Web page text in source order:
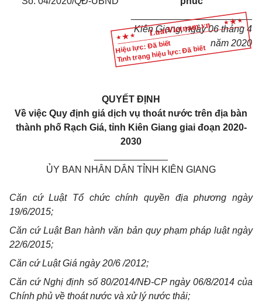
Hiệu lực: Đã biết
Tình trạng hiệu lực: Đã biết
_______________________
Kiên Giang, ngày 06 tháng 4
năm 2020
QUYẾT ĐỊNH
Về việc Quy định giá dịch vụ thoát nước trên địa bàn
thành phố Rạch Giá, tỉnh Kiên Giang giai đoạn 2020-
2030
ỦY BAN NHÂN DÂN TỈNH KIÊN GIANG
Căn cứ Luật Tổ chức chính quyền địa phương ngày
19/6/2015;
Căn cứ Luật Ban hành văn bản quy phạm pháp luật ngày
22/6/2015;
Căn cứ Luật Giá ngày 20/6 /2012;
Căn cứ Nghị định số 80/2014/NĐ-CP ngày 06/8/2014 của
Chính phủ về thoát nước và xử lý nước thải;